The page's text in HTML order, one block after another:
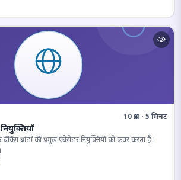
10 प्रश्न · 5 मिनट
ब्रांडों की प्रमुख एंबेसेडर नियुक्तियों को कवर करता है।